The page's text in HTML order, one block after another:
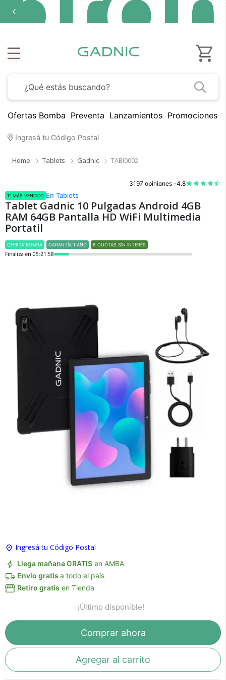
Ofertas Bomba Preventa Lanzamientos Promociones
Ingresá tu Código Postal
Home Tablets Gadnic TABI0002
3197 opiniones -4.8
1° MÁS VENDIDO En Tablets
Tablet Gadnic 10 Pulgadas Android 4GB
RAM 64GB Pantalla HD WiFi Multimedia
Portatil
OFERTA BOMBA GARANTÍA 1 AÑO 6 CUOTAS SIN INTERÉS
Finaliza en:05:21:58
Ingresá tu Código Postal
Llega mañana GRATIS en AMBA
Envío gratis a todo el país
Retiro gratis en Tienda
¡Último disponible!
Comprar ahora
Agregar al carrito
Recibí el producto que esperabas o
te devolvemos tu dinero.